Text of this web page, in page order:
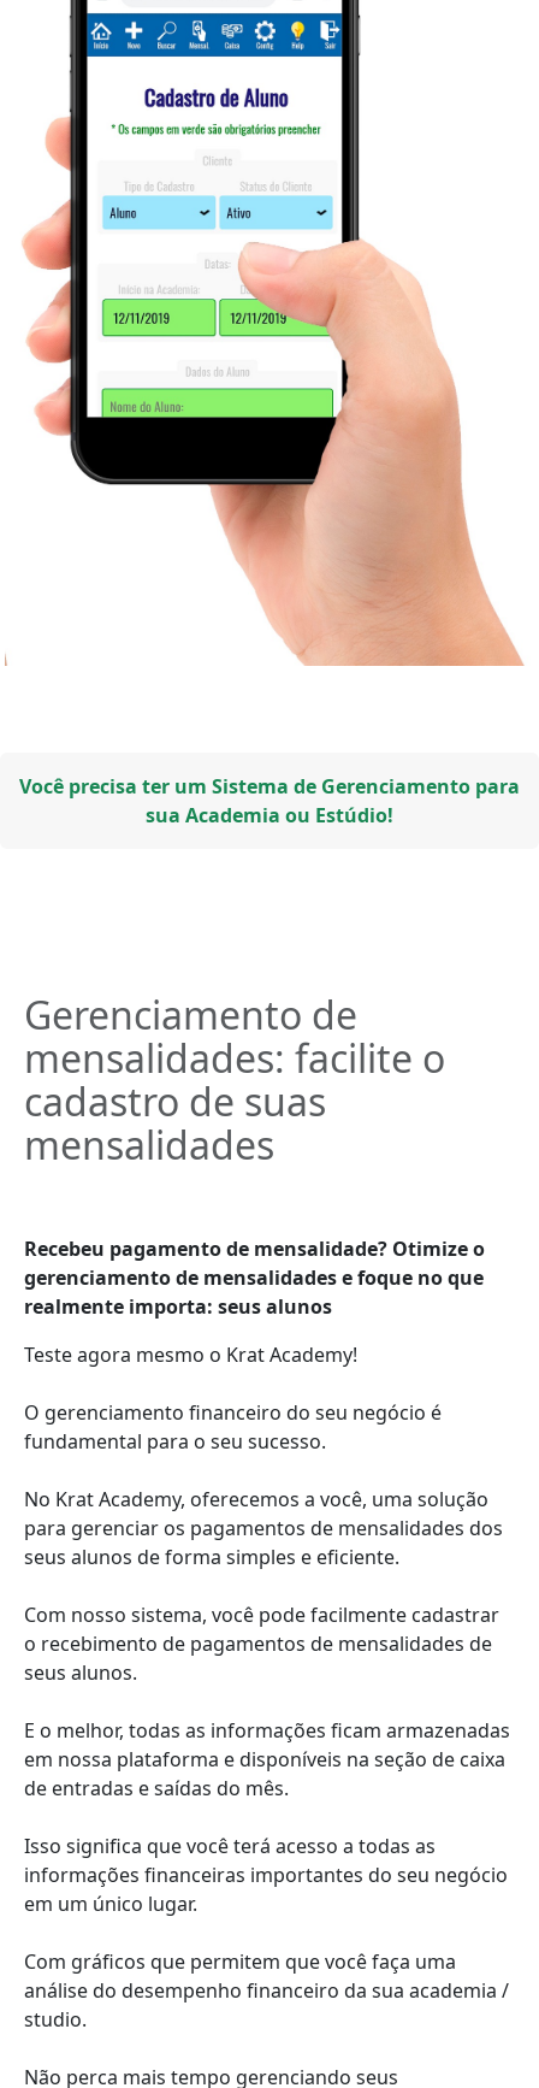
Você precisa ter um Sistema de Gerenciamento para
sua Academia ou Estúdio!
Gerenciamento de
mensalidades: facilite o
cadastro de suas
mensalidades
Recebeu pagamento de mensalidade? Otimize o
gerenciamento de mensalidades e foque no que
realmente importa: seus alunos
Teste agora mesmo o Krat Academy!
O gerenciamento financeiro do seu negócio é
fundamental para o seu sucesso.
No Krat Academy, oferecemos a você, uma solução
para gerenciar os pagamentos de mensalidades dos
seus alunos de forma simples e eficiente.
Com nosso sistema, você pode facilmente cadastrar
o recebimento de pagamentos de mensalidades de
seus alunos.
E o melhor, todas as informações ficam armazenadas
em nossa plataforma e disponíveis na seção de caixa
de entradas e saídas do mês.
Isso significa que você terá acesso a todas as
informações financeiras importantes do seu negócio
em um único lugar.
Com gráficos que permitem que você faça uma
análise do desempenho financeiro da sua academia /
studio.
Não perca mais tempo gerenciando seus